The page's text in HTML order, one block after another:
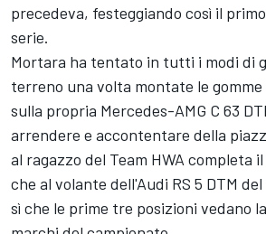
precedeva, festeggiando così il
serie.
Mortara ha tentato in tutti i modi di
terreno una volta montate le
sulla propria Mercedes-AMG C 63
arrendere e accontentare della
al ragazzo del Team HWA completa
che al volante dell'Audi RS 5 DTM
sì che le prime tre posizioni vedano